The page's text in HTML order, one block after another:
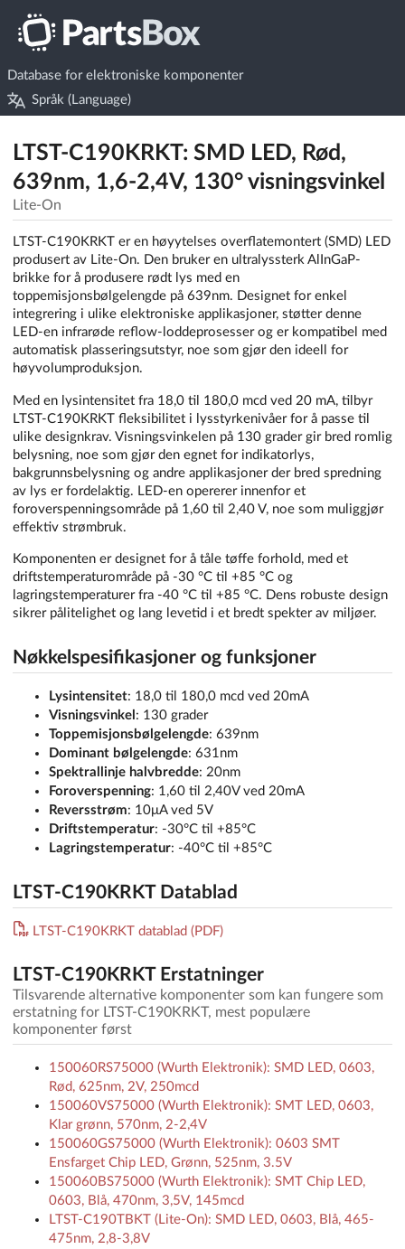
Database for elektroniske komponenter
Språk (Language)
LTST-C190KRKT: SMD LED, Rød,
639nm, 1,6-2,4V, 130° visningsvinkel
Lite-On
LTST-C190KRKT er en høyytelses overflatemontert (SMD) LED
produsert av Lite-On. Den bruker en ultralyssterk AlInGaP-
brikke for å produsere rødt lys med en
toppemisjonsbølgelengde på 639nm. Designet for enkel
integrering i ulike elektroniske applikasjoner, støtter denne
LED-en infrarøde reflow-loddeprosesser og er kompatibel med
automatisk plasseringsutstyr, noe som gjør den ideell for
høyvolumproduksjon.
Med en lysintensitet fra 18,0 til 180,0 mcd ved 20 mA, tilbyr
LTST-C190KRKT fleksibilitet i lysstyrkenivåer for å passe til
ulike designkrav. Visningsvinkelen på 130 grader gir bred romlig
belysning, noe som gjør den egnet for indikatorlys,
bakgrunnsbelysning og andre applikasjoner der bred spredning
av lys er fordelaktig. LED-en opererer innenfor et
foroverspenningsområde på 1,60 til 2,40 V, noe som muliggjør
effektiv strømbruk.
Komponenten er designet for å tåle tøffe forhold, med et
driftstemperaturområde på -30 °C til +85 °C og
lagringstemperaturer fra -40 °C til +85 °C. Dens robuste design
sikrer pålitelighet og lang levetid i et bredt spekter av miljøer.
Nøkkelspesifikasjoner og funksjoner
Lysintensitet: 18,0 til 180,0 mcd ved 20mA
Visningsvinkel : 130 grader
Toppemisjonsbølgelengde: 639nm
Dominant bølgelengde: 631nm
Spektrallinje halvbredde: 20nm
Foroverspenning: 1,60 til 2,40V ved 20mA
Reversstrøm: 10μA ved 5V
Driftstemperatur: -30°C til +85°C
Lagringstemperatur: -40°C til +85°C
LTST-C190KRKT Datablad
LTST-C190KRKT datablad (PDF)
LTST-C190KRKT Erstatninger
Tilsvarende alternative komponenter som kan fungere som
erstatning for LTST-C190KRKT, mest populære
komponenter først
150060RS75000 (Wurth Elektronik): SMD LED, 0603,
Rød, 625nm, 2V, 250mcd
150060VS75000 (Wurth Elektronik): SMT LED, 0603,
Klar grønn, 570nm, 2-2,4V
150060GS75000 (Wurth Elektronik): 0603 SMT
Ensfarget Chip LED, Grønn, 525nm, 3.5V
150060BS75000 (Wurth Elektronik): SMT Chip LED,
0603, Blå, 470nm, 3,5V, 145mcd
LTST-C190TBKT (Lite-On): SMD LED, 0603, Blå, 465-
475nm, 2,8-3,8V